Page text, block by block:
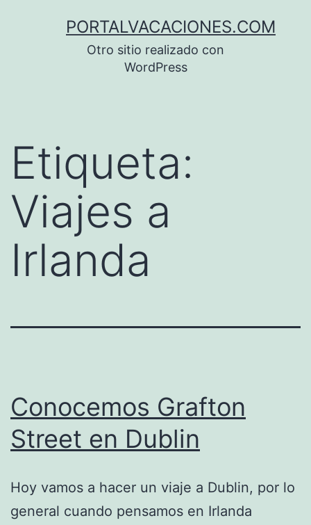
PORTALVACACIONES.COM
Otro sitio realizado con
WordPress
Etiqueta:
Viajes a
Irlanda
Conocemos Grafton
Street en Dublin
Hoy vamos a hacer un viaje a Dublin, por lo
general cuando pensamos en Irlanda